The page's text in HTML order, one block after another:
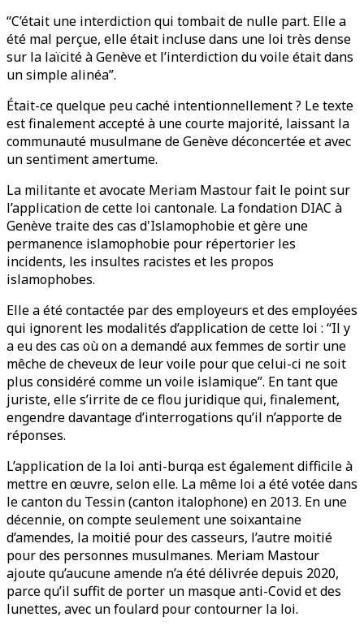
“C’était une interdiction qui tombait de nulle part. Elle a
été mal perçue, elle était incluse dans une loi très dense
sur la laïcité à Genève et l’interdiction du voile était dans
un simple alinéa”.
Était-ce quelque peu caché intentionnellement ? Le texte
est finalement accepté à une courte majorité, laissant la
communauté musulmane de Genève déconcertée et avec
un sentiment amertume.
La militante et avocate Meriam Mastour fait le point sur
l’application de cette loi cantonale. La fondation DIAC à
Genève traite des cas d'Islamophobie et gère une
permanence islamophobie pour répertorier les
incidents, les insultes racistes et les propos
islamophobes.
Elle a été contactée par des employeurs et des employées
qui ignorent les modalités d’application de cette loi : “Il y
a eu des cas où on a demandé aux femmes de sortir une
mêche de cheveux de leur voile pour que celui-ci ne soit
plus considéré comme un voile islamique”. En tant que
juriste, elle s’irrite de ce flou juridique qui, finalement,
engendre davantage d’interrogations qu’il n’apporte de
réponses.
L’application de la loi anti-burqa est également difficile à
mettre en œuvre, selon elle. La même loi a été votée dans
le canton du Tessin (canton italophone) en 2013. En une
décennie, on compte seulement une soixantaine
d’amendes, la moitié pour des casseurs, l’autre moitié
pour des personnes musulmanes. Meriam Mastour
ajoute qu’aucune amende n’a été délivrée depuis 2020,
parce qu’il suffit de porter un masque anti-Covid et des
lunettes, avec un foulard pour contourner la loi.